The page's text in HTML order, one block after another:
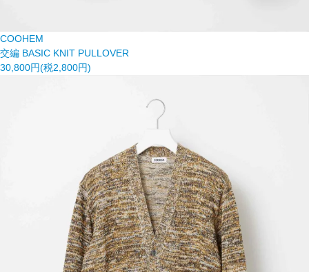
COOHEM
交編 BASIC KNIT PULLOVER
30,800円(税2,800円)